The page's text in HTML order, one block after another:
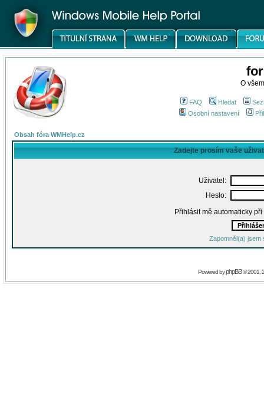
O
FAQ Hledat
Osobní nastavení
Obsah fóra WMHelp.cz
Zadejte prosím vaše
Uživatel:
Heslo:
Přihlásit mě automaticky
Zapomněl(a) jsem
Powered byphpBB© 2001,